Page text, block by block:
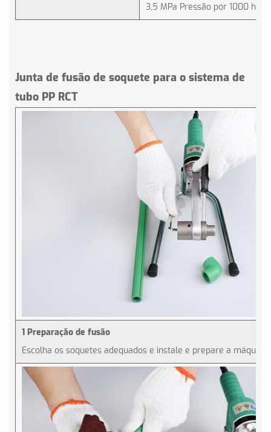
3,5 MPa Pressão por 1000
Junta de fusão de soquete para o sistema de
tubo PP RCT
1 Preparação de fusão
Escolha os soquetes adequados e instale e prepare a